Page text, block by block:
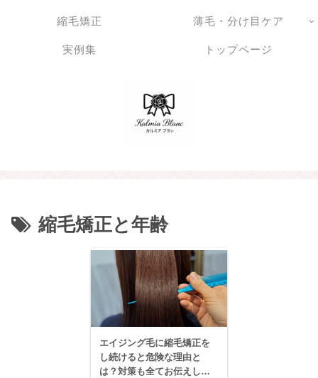
縮毛矯正 薄毛・分け目ケア
実例集 トップページ
縮毛矯正と年齢
エイジング毛に縮毛矯正を
し続けると危険な理由と
は？対策も全てお伝えしま